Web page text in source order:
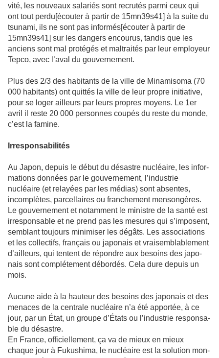
vité, les nou­veaux sala­riés sont recru­tés parmi ceux qui
ont tout perdu[écouter à partir de 15mn39s41] à la suite du
tsu­nami, ils ne sont pas infor­més[écouter à partir de
15mn39s41] sur les dan­gers encou­rus, tandis que les
anciens sont mal pro­té­gés et mal­trai­tés par leur employeur
Tepco, avec l’aval du gou­ver­ne­ment.
Plus des 2/3 des habi­tants de la ville de Minamisoma (70
000 habi­tants) ont quit­tés la ville de leur propre ini­tia­tive,
pour se loger ailleurs par leurs pro­pres moyens. Le 1er
avril il reste 20 000 per­son­nes coupés du reste du monde,
c’est la famine.
Irresponsabilités
Au Japon, depuis le début du désas­tre nucléaire, les infor­
ma­tions don­nées par le gou­ver­ne­ment, l’indus­trie
nucléaire (et relayées par les médias) sont absen­tes,
incom­plè­tes, par­cel­lai­res ou fran­che­ment men­son­gè­res.
Le gou­ver­ne­ment et notam­ment le minis­tre de la santé est
irres­pon­sa­ble et ne prend pas les mesu­res qui s’impo­sent,
sem­blant tou­jours mini­mi­ser les dégâts. Les asso­cia­tions
et les col­lec­tifs, fran­çais ou japo­nais et vrai­sem­bla­ble­ment
d’ailleurs, qui ten­tent de répon­dre aux besoins des japo­
nais sont com­plé­te­ment débor­dés. Cela dure depuis un
mois.
Aucune aide à la hau­teur des besoins des japo­nais et des
mena­ces de la cen­trale nucléaire n’a été appor­tée, à ce
jour, par un État, un groupe d’États ou l’indus­trie res­pon­sa­
ble du désas­tre.
En France, offi­ciel­le­ment, ça va de mieux en mieux
chaque jour à Fukushima, le nucléaire est la solu­tion mon­